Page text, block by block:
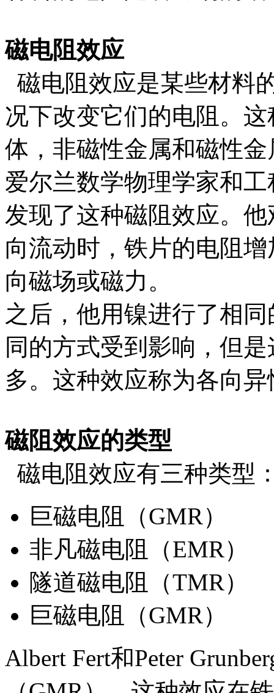
磁电阻效应
磁电阻效应是某些材料
况下改变它们的电阻。
体，非磁性金属和磁性
爱尔兰数学物理学家和
发现了这种磁阻效应。
向流动时，铁片的电阻
向磁场或磁力。
之后，他用镍进行了相
同的方式受到影响，但
多。这种效应称为各向
磁阻效应的类型
磁电阻效应有三种类型
巨磁电阻（GMR）
非凡磁电阻（EMR）
隧道磁电阻（TMR）
巨磁电阻（GMR）
Albert Fert和Peter